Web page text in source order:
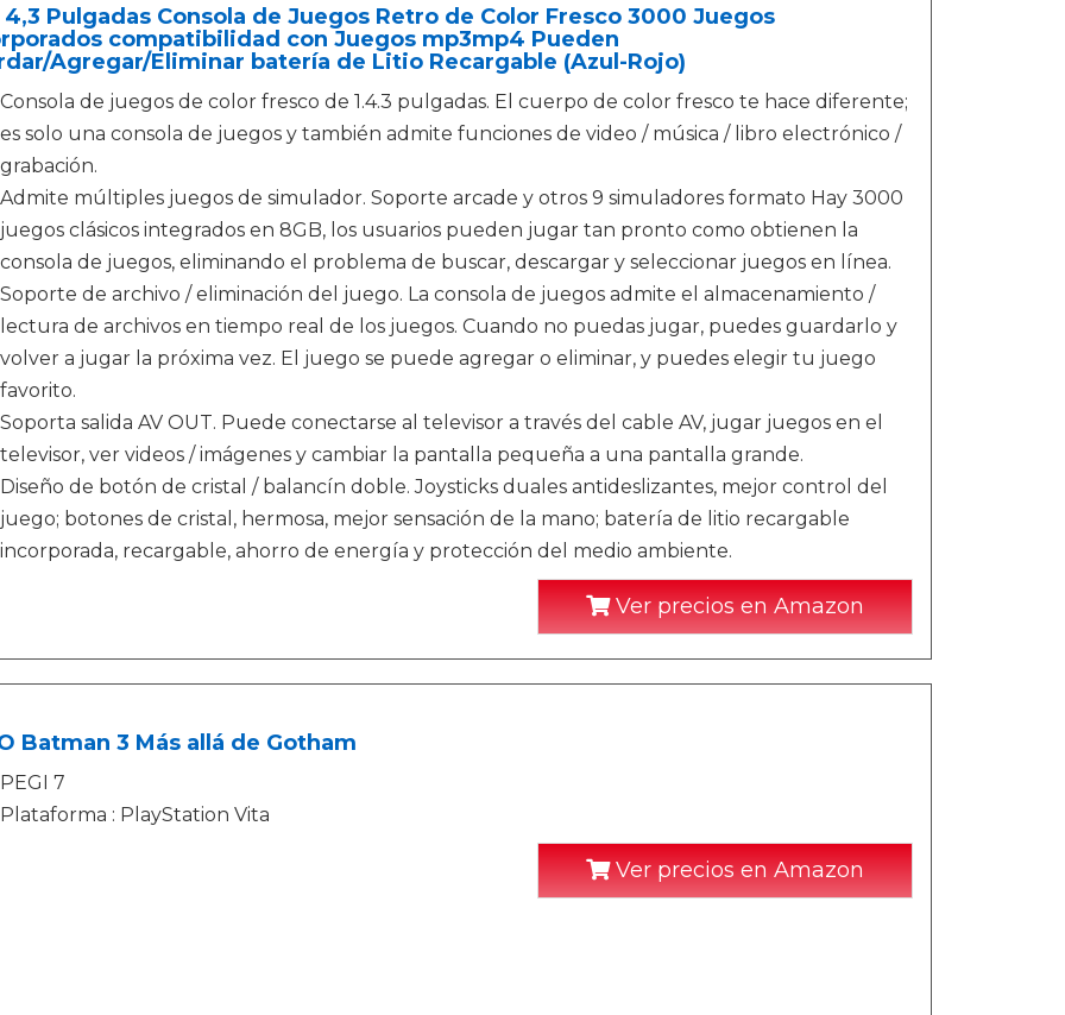
4,3 Pulgadas Consola de Juegos Retro de Color Fresco 3000 Juegos
compatibilidad con Juegos mp3mp4 Pueden
Agregar/Eliminar batería de Litio Recargable (Azul-Rojo)
Consola de juegos de color fresco de 1.4.3 pulgadas. El cuerpo de color fresco te hace diferente;
es solo una consola de juegos y también admite funciones de video / música / libro electrónico /
grabación.
Admite múltiples juegos de simulador. Soporte arcade y otros 9 simuladores formato Hay 3000
juegos clásicos integrados en 8GB, los usuarios pueden jugar tan pronto como obtienen la
consola de juegos, eliminando el problema de buscar, descargar y seleccionar juegos en línea.
Soporte de archivo / eliminación del juego. La consola de juegos admite el almacenamiento /
lectura de archivos en tiempo real de los juegos. Cuando no puedas jugar, puedes guardarlo y
volver a jugar la próxima vez. El juego se puede agregar o eliminar, y puedes elegir tu juego
favorito.
Soporta salida AV OUT. Puede conectarse al televisor a través del cable AV, jugar juegos en el
televisor, ver videos / imágenes y cambiar la pantalla pequeña a una pantalla grande.
Diseño de botón de cristal / balancín doble. Joysticks duales antideslizantes, mejor control del
juego; botones de cristal, hermosa, mejor sensación de la mano; batería de litio recargable
incorporada, recargable, ahorro de energía y protección del medio ambiente.
Ver precios en Amazon
Batman 3 Más allá de Gotham
PEGI 7
Plataforma : PlayStation Vita
Ver precios en Amazon